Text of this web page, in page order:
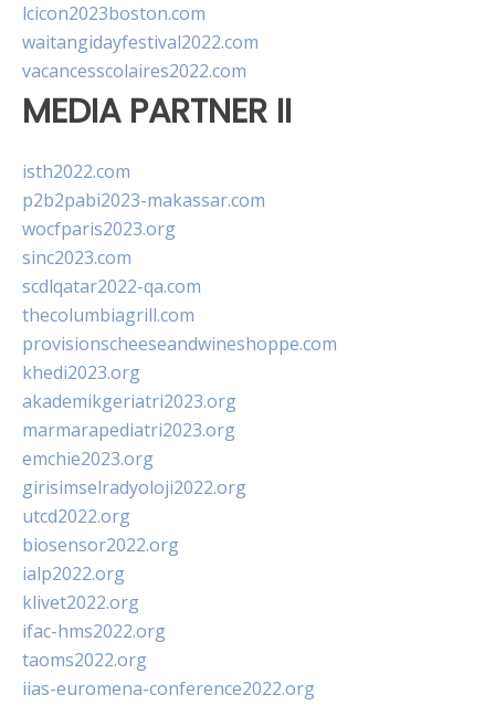
lcicon2023boston.com
waitangidayfestival2022.com
vacancesscolaires2022.com
MEDIA PARTNER II
isth2022.com
p2b2pabi2023-makassar.com
wocfparis2023.org
sinc2023.com
scdlqatar2022-qa.com
thecolumbiagrill.com
provisionscheeseandwineshoppe.com
khedi2023.org
akademikgeriatri2023.org
marmarapediatri2023.org
emchie2023.org
girisimselradyoloji2022.org
utcd2022.org
biosensor2022.org
ialp2022.org
klivet2022.org
ifac-hms2022.org
taoms2022.org
iias-euromena-conference2022.org